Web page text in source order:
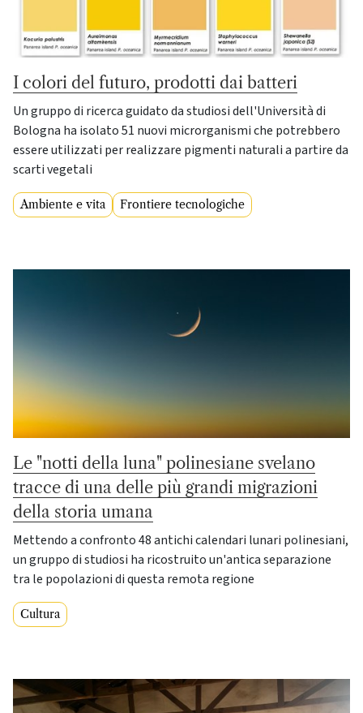
I colori del futuro, prodotti dai batteri
Un gruppo di ricerca guidato da studiosi dell'Università di
Bologna ha isolato 51 nuovi microrganismi che potrebbero
essere utilizzati per realizzare pigmenti naturali a partire da
scarti vegetali
Ambiente e vita Frontiere tecnologiche
Le "notti della luna" polinesiane svelano
tracce di una delle più grandi migrazioni
della storia umana
Mettendo a confronto 48 antichi calendari lunari polinesiani,
un gruppo di studiosi ha ricostruito un'antica separazione
tra le popolazioni di questa remota regione
Cultura